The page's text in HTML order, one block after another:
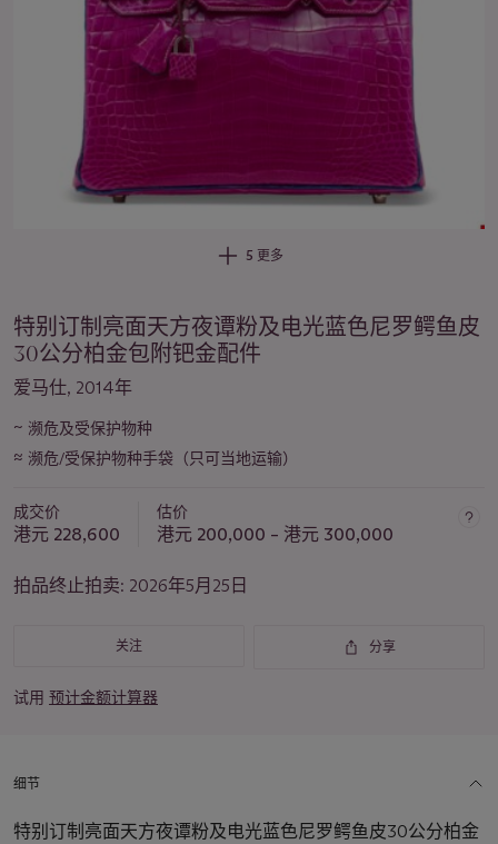
5 更多
特别订制亮面天方夜谭粉及电光蓝色尼罗鳄鱼皮
30公分柏金包附钯金配件
爱马仕, 2014年
关
于
拍
品
要
~ 濒危及受保护物种
≈ 濒危/受保护物种手袋（只可当地运输）
成交价
港元 228,600
估价
港元 200,000 – 港元 300,000
拍品终止拍卖: 2026年5月25日
关注 分享
试用 预计金额计算器
细节
特别订制亮面天方夜谭粉及电光蓝色尼罗鳄鱼皮30公分柏金